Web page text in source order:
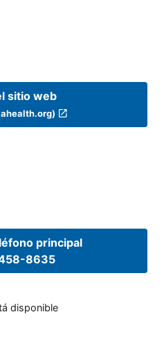
sitio web
principal
8635
disponible